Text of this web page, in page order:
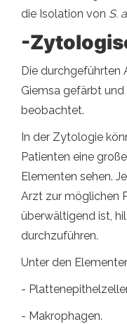
die Isolation von S.
-
Die durchgeführten
Giemsa gefärbt
beobachtet.
In der Zytologie
Patienten eine
Elementen sehen.
Arzt zur möglichen
überwältigend ist,
durchzuführen.
Unter den
-
- Makrophagen.